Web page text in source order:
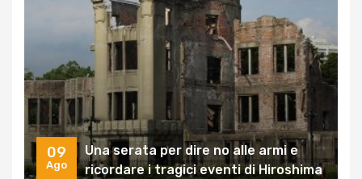
09
Ago
Una serata per dire no alle armi e
ricordare i tragici eventi di Hiroshima